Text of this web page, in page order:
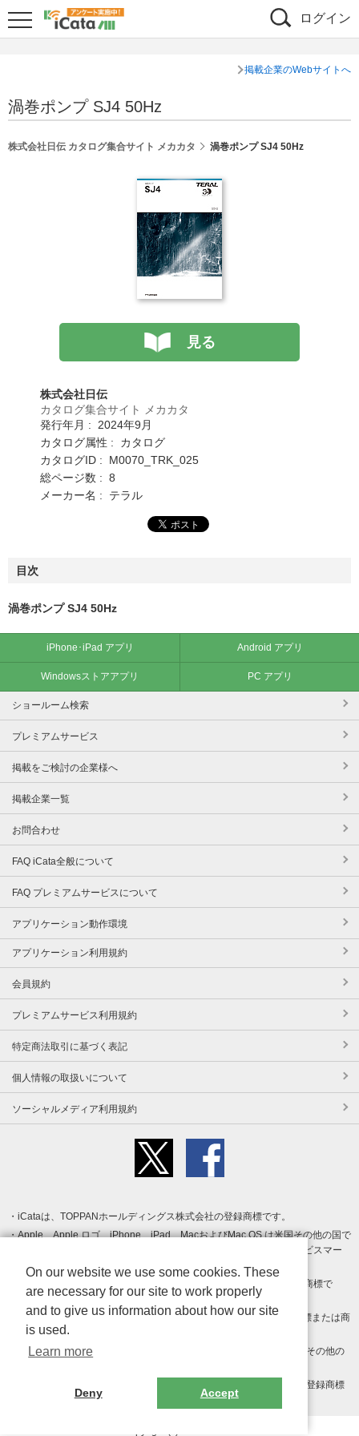
ログイン
掲載企業のWebサイトへ
渦巻ポンプ SJ4 50Hz
株式会社日伝 カタログ集合サイト メカカタ 渦巻ポンプ SJ4 50Hz
見る
株式会社日伝
カタログ集合サイト メカカタ
発行年月 : 2024年9月
カタログ属性 : カタログ
カタログID : M0070_TRK_025
総ページ数 : 8
メーカー名 : テラル
目次
渦巻ポンプ SJ4 50Hz
iPhone･iPad アプリ Android アプリ
Windowsストアアプリ PC アプリ
ショールーム検索
プレミアムサービス
掲載をご検討の企業様へ
掲載企業一覧
お問合わせ
FAQ iCata全般について
FAQ プレミアムサービスについて
アプリケーション動作環境
アプリケーション利用規約
会員規約
プレミアムサービス利用規約
特定商法取引に基づく表記
個人情報の取扱いについて
ソーシャルメディア利用規約
iCataは、TOPPANホールディングス株式会社の登録商標です。
Apple、Apple ロゴ、iPhone、iPad、MacおよびMac OS は米国その他の国で
登録された Apple Inc. の商標です。App Store は Apple Inc. のサービスマー
クです。
Android、Google Play および Google Play ロゴ は Google LLC の商標で
す。
Windows は Microsoft Inc.の米国およびその他の国における登録商標または商
標です。
Adobe、Adobe Reader、Adobe PDF は、Adobe Inc.の米国およびその他の
その他、記載されている会社名、商品名、ロゴは各社の商標または登録商標
On our website we use some cookies. These
are necessary for our site to work properly
and to give us information about how our site
is used.
Learn more
Deny Accept